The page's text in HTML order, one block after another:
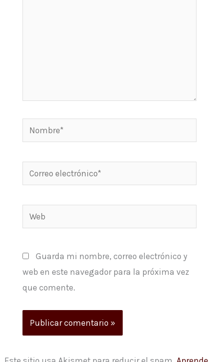
Nombre*
Correo
electrónico*
Web
Guarda mi nombre, correo electrónico y
web en este navegador para la próxima vez
que comente.